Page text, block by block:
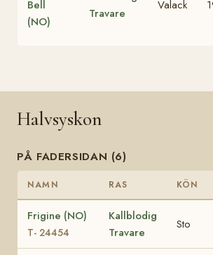
Bell
(NO)
Travare
Valack
Halvsyskon
PÅ FADERSIDAN (6)
NAMN RAS KÖN
Frigine (NO)
T- 24454
Kallblodig
Travare
Sto